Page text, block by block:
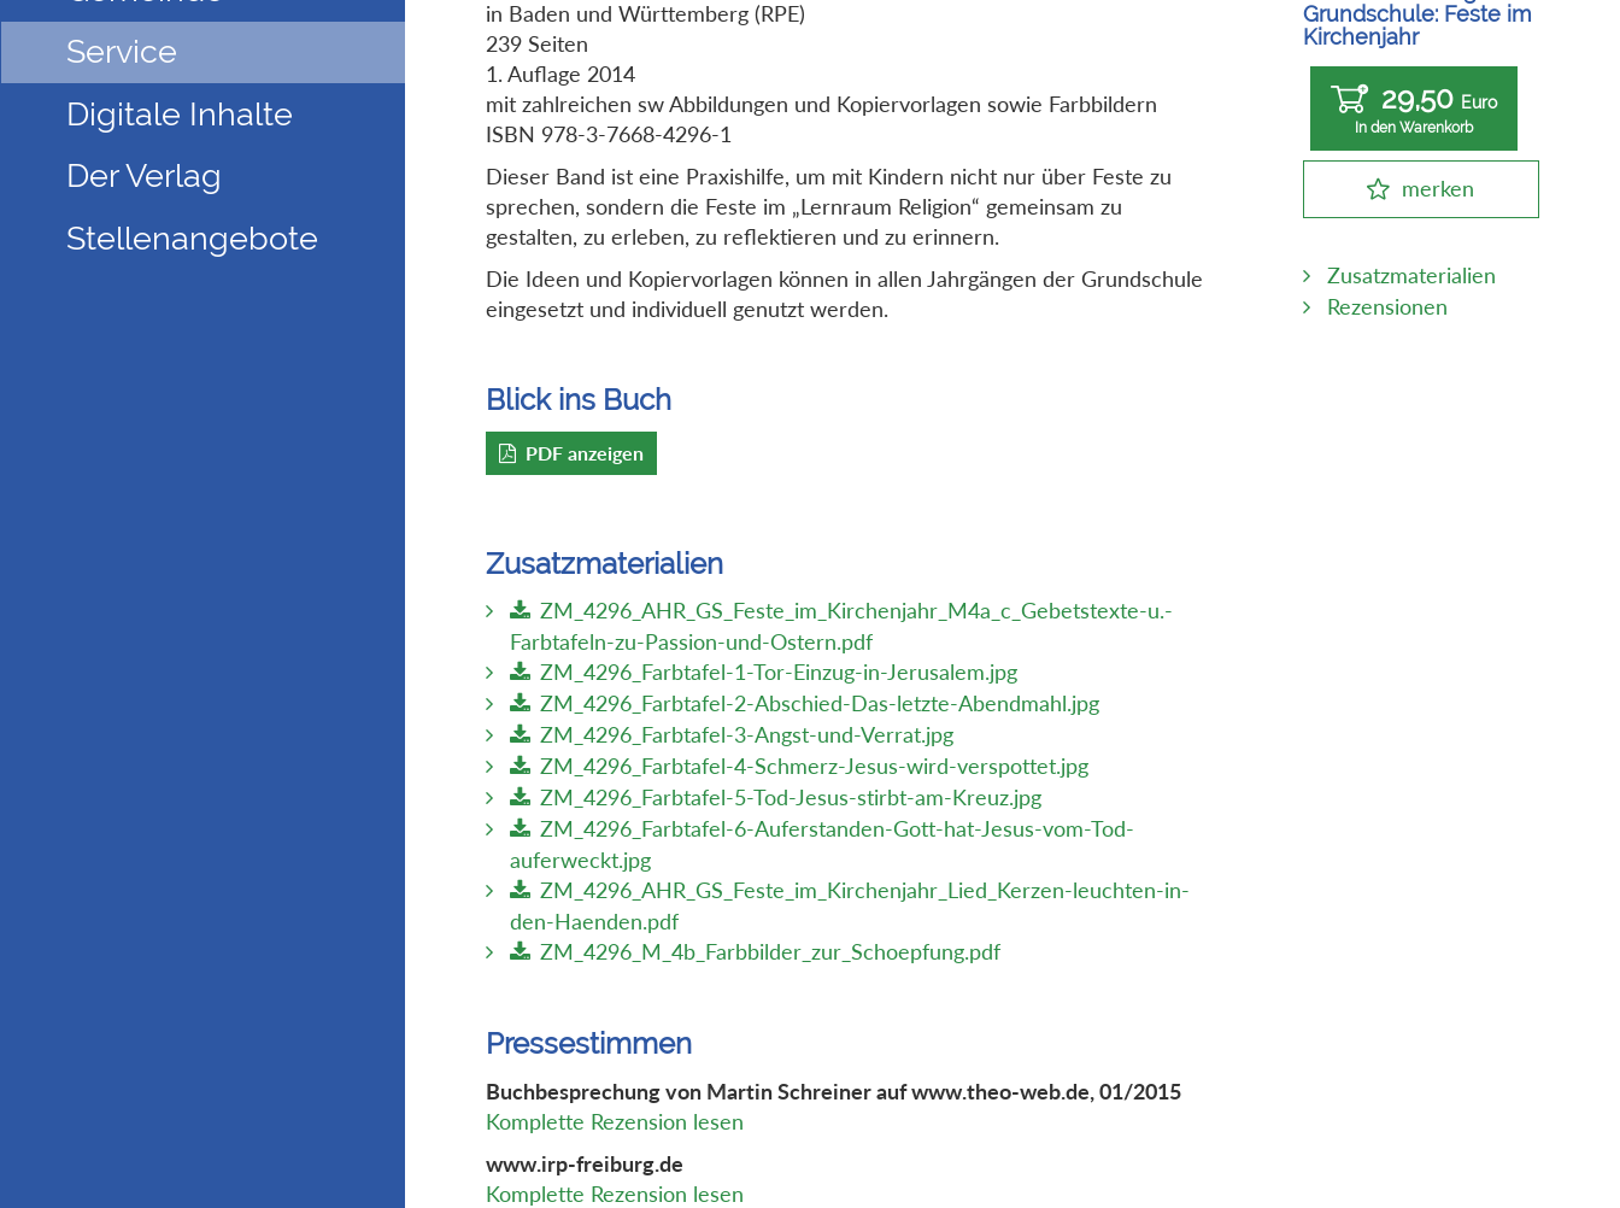
Service
Digitale Inhalte
Der Verlag
Stellenangebote
in Baden und Württemberg (RPE)
239 Seiten
1. Auflage 2014
mit zahlreichen sw Abbildungen und Kopiervorlagen sowie Farbbildern
ISBN 978-3-7668-4296-1
Dieser Band ist eine Praxishilfe, um mit Kindern nicht nur über Feste zu
sprechen, sondern die Feste im „Lernraum Religion“ gemeinsam zu
gestalten, zu erleben, zu reflektieren und zu erinnern.
Die Ideen und Kopiervorlagen können in allen Jahrgängen der Grundschule
eingesetzt und individuell genutzt werden.
Blick ins Buch
PDF anzeigen
Zusatzmaterialien
ZM_4296_AHR_GS_Feste_im_Kirchenjahr_M4a_c_Gebetstexte-u.-
Farbtafeln-zu-Passion-und-Ostern.pdf
ZM_4296_Farbtafel-1-Tor-Einzug-in-Jerusalem.jpg
ZM_4296_Farbtafel-2-Abschied-Das-letzte-Abendmahl.jpg
ZM_4296_Farbtafel-3-Angst-und-Verrat.jpg
ZM_4296_Farbtafel-4-Schmerz-Jesus-wird-verspottet.jpg
ZM_4296_Farbtafel-5-Tod-Jesus-stirbt-am-Kreuz.jpg
ZM_4296_Farbtafel-6-Auferstanden-Gott-hat-Jesus-vom-Tod-
auferweckt.jpg
ZM_4296_AHR_GS_Feste_im_Kirchenjahr_Lied_Kerzen-leuchten-in-
den-Haenden.pdf
ZM_4296_M_4b_Farbbilder_zur_Schoepfung.pdf
Pressestimmen
Buchbesprechung von Martin Schreiner auf www.theo-web.de, 01/2015
Komplette Rezension lesen
www.irp-freiburg.de
Komplette Rezension lesen
Grundschule: Feste im
Kirchenjahr
29,50 Euro
In den Warenkorb
merken
Zusatzmaterialien
Rezensionen